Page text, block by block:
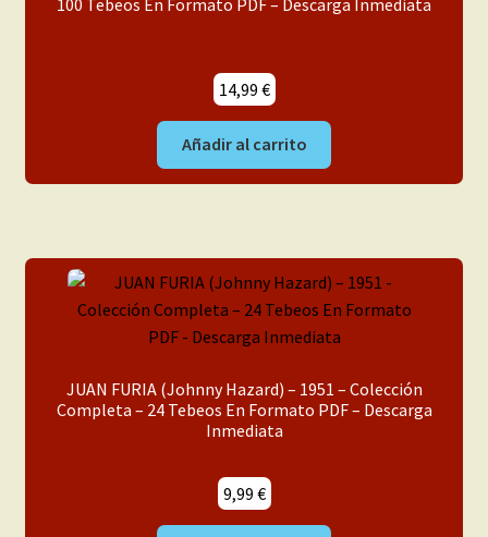
14,99 €
Añadir al carrito
JUAN FURIA (Johnny Hazard) – 1951 – Colección
Completa – 24 Tebeos En Formato PDF – Descarga
Inmediata
9,99 €